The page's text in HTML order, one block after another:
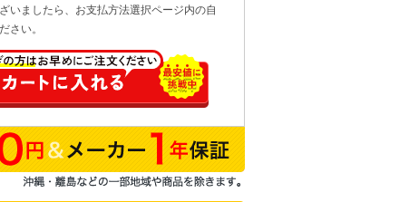
いましたら、お支払方法選択ページ内の自
さい。